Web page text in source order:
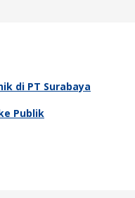
di PT Surabaya
Publik